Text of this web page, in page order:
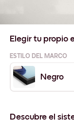
Elegir tu propio
ESTILO DEL MARCO
Negro
Descubre el